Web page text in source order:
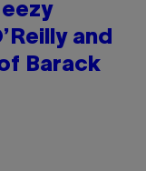
and
Barack